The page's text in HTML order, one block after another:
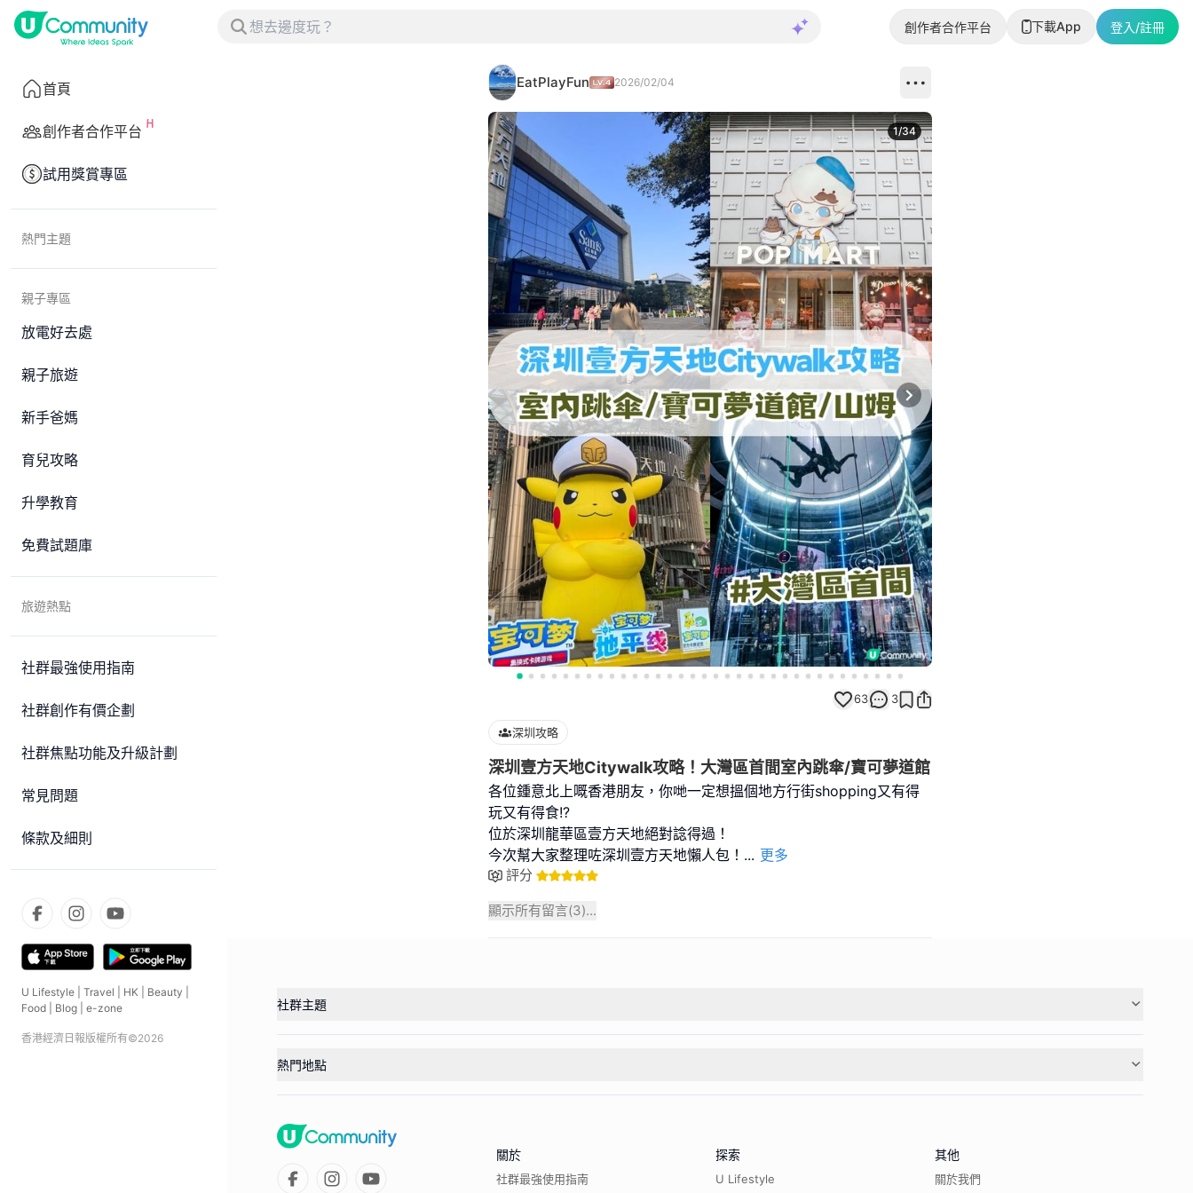
創作者合作平台 下載App 登入/註冊
首頁
創作者合作平台
試用獎賞專區
熱門主題
親子專區
放電好去處
親子旅遊
新手爸媽
育兒攻略
升學教育
免費試題庫
旅遊熱點
社群最強使用指南
社群創作有價企劃
社群焦點功能及升級計劃
常見問題
條款及細則
U Lifestyle Travel HK Beauty
Food
Blog e-zone
香港經濟日報版權所有©2026
EatPlayFun 2026/02/04
Next slide
1/34
63 3
深圳攻略
深圳壹方天地Citywalk攻略！大灣區首間室內跳傘/寶可夢道館
各位鍾意北上嘅香港朋友，你哋一定想搵個地方行街shopping又有得
玩又有得食!?
位於深圳龍華區壹方天地絕對諗得過！
今次幫大家整理咗深圳壹方天地懶人包！ ... 更多
評分
顯示所有留言(3)...
社群主題
熱門地點
關於
社群最強使用指南
探索
U Lifestyle
其他
關於我們